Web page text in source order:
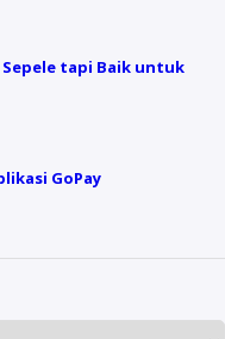
tapi Baik untuk
GoPay